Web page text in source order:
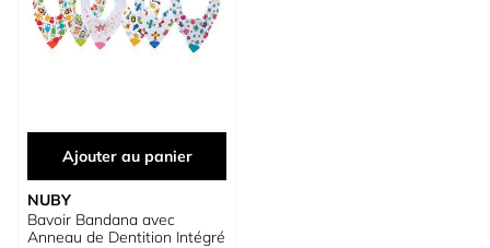
Ajouter au panier
NUBY
Bavoir Bandana avec
Anneau de Dentition Intégré